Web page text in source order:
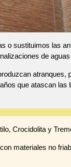
o sustituimos las
de
atranques,
que atascan las
Crocidolita y
materiales no